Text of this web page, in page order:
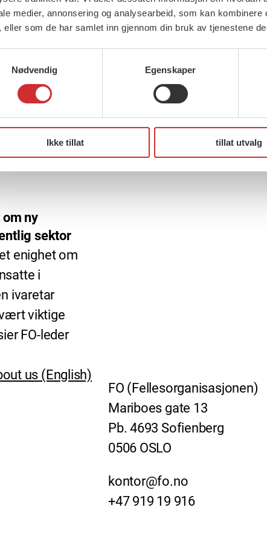
medier, annonsering og analysearbeid, som kan
eller som de har samlet inn gjennom din bruk av tjenestene
Nødvendig
Egenskaper
Ikke tillat tillat utvalg
her. Vi streamer fra klokken
ny
sektor
enighet om
i
ivaretar
viktige
FO-leder
us (English)
FO (Fellesorganisasjonen)
Mariboes gate 13
Pb. 4693 Sofienberg
0506 OSLO
kontor@fo.no
+47 919 19 916